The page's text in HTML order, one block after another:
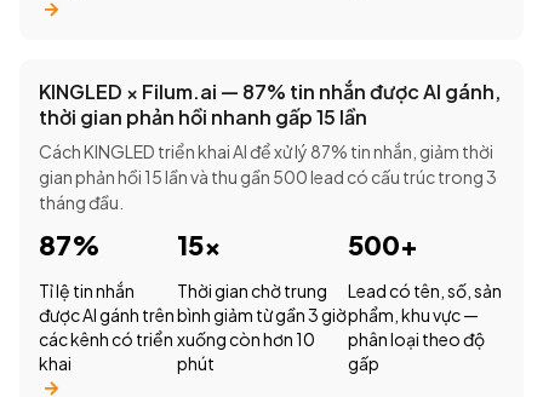
KINGLED × Filum.ai — 87% tin nhắn được AI gánh,
thời gian phản hồi nhanh gấp 15 lần
Cách KINGLED triển khai AI để xử lý 87% tin nhắn, giảm thời
gian phản hồi 15 lần và thu gần 500 lead có cấu trúc trong 3
tháng đầu.
87%
Tỉ lệ tin nhắn
được AI gánh trên
các kênh có triển
khai
15×
Thời gian chờ trung
bình giảm từ gần 3 giờ
xuống còn hơn 10
phút
500+
Lead có tên, số, sản
phẩm, khu vực —
phân loại theo độ
gấp